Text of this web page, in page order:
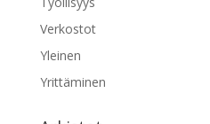
Verkostot
Yleinen
Yrittäminen